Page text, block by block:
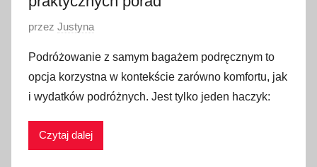
O
u
b
l
i
przez Justyna
Podróżowanie z samym bagażem podręcznym to
opcja korzystna w kontekście zarówno komfortu, jak
i wydatków podróżnych. Jest tylko jeden haczyk:
Czytaj dalej